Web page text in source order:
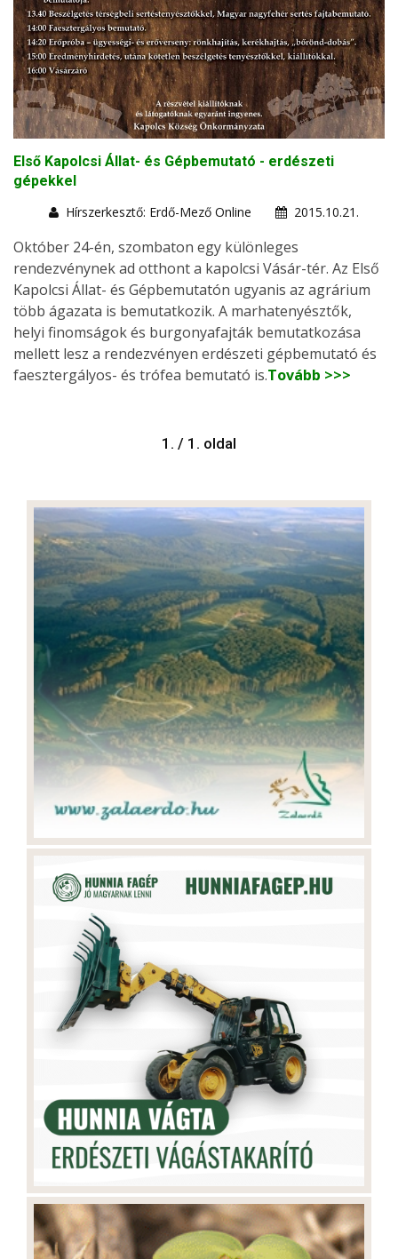
Első Kapolcsi Állat- és Gépbemutató - erdészeti
gépekkel
Hírszerkesztő: Erdő-Mező Online
2015.10.21.
Október 24-én, szombaton egy különleges
rendezvénynek ad otthont a kapolcsi Vásár-tér. Az Első
Kapolcsi Állat- és Gépbemutatón ugyanis az agrárium
több ágazata is bemutatkozik. A marhatenyésztők,
helyi finomságok és burgonyafajták bemutatkozása
mellett lesz a rendezvényen erdészeti gépbemutató és
faesztergályos- és trófea bemutató is.Tovább >>>
1. / 1. oldal